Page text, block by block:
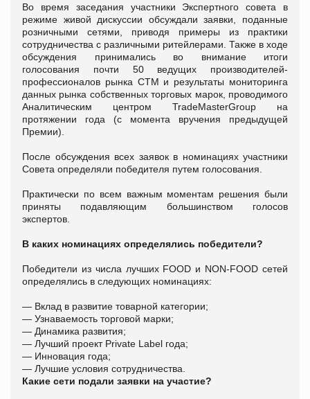
Во время заседания участники Экспертного совета в
режиме живой дискуссии обсуждали заявки, поданные
розничными сетями, приводя примеры из практики
сотрудничества с различными ритейлерами. Также в ходе
обсуждения принимались во внимание итоги
голосования почти 50 ведущих производителей-
профессионалов рынка СТМ и результаты мониторинга
данных рынка собственных торговых марок, проводимого
Аналитическим центром TradeMasterGroup на
протяжении года (с момента вручения предыдущей
Премии).
После обсуждения всех заявок в номинациях участники
Совета определяли победителя путем голосования.
Практически по всем важным моментам решения были
приняты подавляющим большинством голосов
экспертов.
В каких номинациях определялись победители?
Победители из числа лучших FOOD и NON-FOOD сетей
определялись в следующих номинациях:
— Вклад в развитие товарной категории;
— Узнаваемость торговой марки;
— Динамика развития;
— Лучший проект Private Label года;
— Инновация года;
— Лучшие условия сотрудничества.
Какие сети подали заявки на участие?